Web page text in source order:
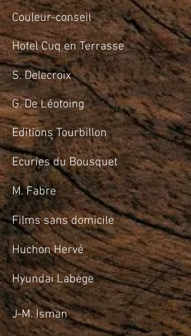
Couleur-conseil
Hotel Cuq en Terrasse
S. Delecroix
G. De Léotoing
Editions Tourbillon
Ecuries du Bousquet
M. Fabre
Films sans domicile
Huchon Hervé
Hyundai Labège
J-M. Isman